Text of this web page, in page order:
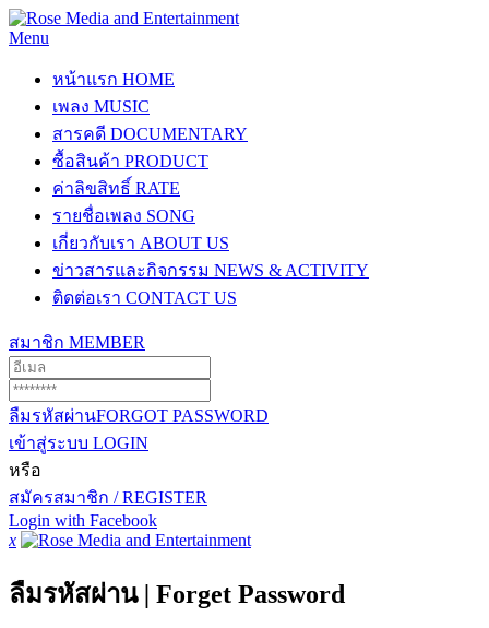
Menu
หน้าแรก HOME
เพลง MUSIC
สารคดี DOCUMENTARY
ซื้อสินค้า PRODUCT
ค่าลิขสิทธิ์ RATE
รายชื่อเพลง SONG
เกี่ยวกับเรา ABOUT US
ข่าวสารและกิจกรรม NEWS & ACTIVITY
ติดต่อเรา CONTACT US
สมาชิก MEMBER
ลืมรหัสผ่านFORGOT PASSWORD
เข้าสู่ระบบ LOGIN
หรือ
สมัครสมาชิก / REGISTER
Login with Facebook
x
ลืมรหัสผ่าน | Forget Password